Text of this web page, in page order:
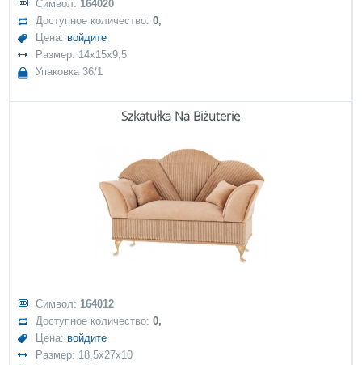
Символ: 164020
Доступное количество:0,
Цена: войдите
Размер: 14x15x9,5
Упаковка 36/1
Szkatułka Na Biżuterię
Символ: 164012
Доступное количество:0,
Цена: войдите
Размер: 18,5x27x10